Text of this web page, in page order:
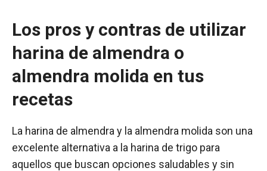
Los pros y contras de utilizar
harina de almendra o
almendra molida en tus
recetas
La harina de almendra y la almendra molida son una
excelente alternativa a la harina de trigo para
aquellos que buscan opciones saludables y sin